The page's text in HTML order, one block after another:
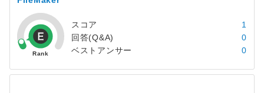
スコア
1
回答(Q&A)
0
ベストアンサー
0